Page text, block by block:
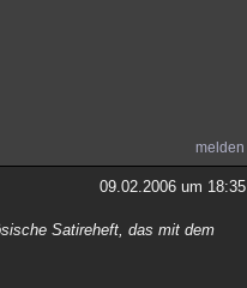
melden
09.02.2006 um 18:35
Satireheft, das mit dem